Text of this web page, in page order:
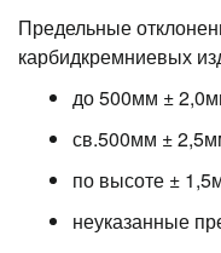
Предельные
карбидкремниевых
до 500мм ±
св.500мм ±
по высоте ±
неуказанные